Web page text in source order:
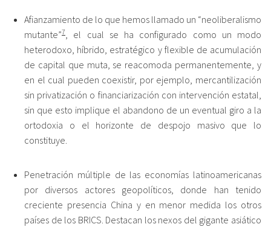
Afianzamiento de lo que hemos llamado un “neoliberalismo
mutante”7, el cual se ha configurado como un modo
heterodoxo, híbrido, estratégico y flexible de acumulación
de capital que muta, se reacomoda permanentemente, y
en el cual pueden coexistir, por ejemplo, mercantilización
sin privatización o financiarización con intervención estatal,
sin que esto implique el abandono de un eventual giro a la
ortodoxia o el horizonte de despojo masivo que lo
constituye.
Penetración múltiple de las economías latinoamericanas
por diversos actores geopolíticos, donde han tenido
creciente presencia China y en menor medida los otros
países de los BRICS. Destacan los nexos del gigante asiático